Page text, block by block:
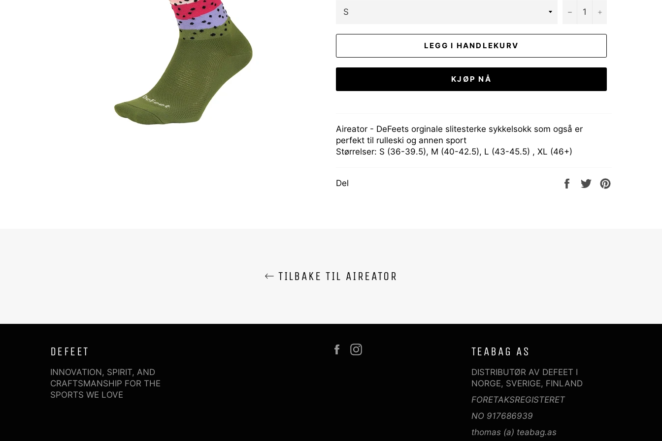
− +
LEGG I HANDLEKURV
KJØP NÅ
Aireator - DeFeets orginale slitesterke sykkelsokk som også er
perfekt til rulleski og annen sport
Størrelser: S (36-39.5), M (40-42.5), L (43-45.5) , XL (46+)
Del
Del
Tweet
TILBAKE TIL AIREATOR
DEFEET
INNOVATION, SPIRIT, AND
CRAFTSMANSHIP FOR THE
SPORTS WE LOVE
Facebook TEABAG AS
DISTRIBUTØR AV DEFEET I
NORGE, SVERIGE, FINLAND
FORETAKSREGISTERET
NO 917686939
thomas (a) teabag.as